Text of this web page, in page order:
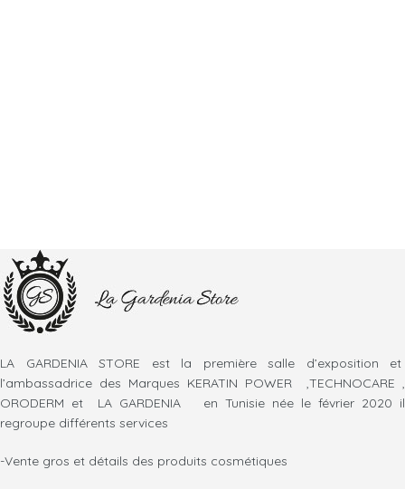
LA GARDENIA STORE est la première salle d’exposition et
l’ambassadrice des Marques KERATIN POWER ,TECHNOCARE ,
ORODERM et LA GARDENIA en Tunisie née le février 2020 il
regroupe différents services
-Vente gros et détails des produits cosmétiques